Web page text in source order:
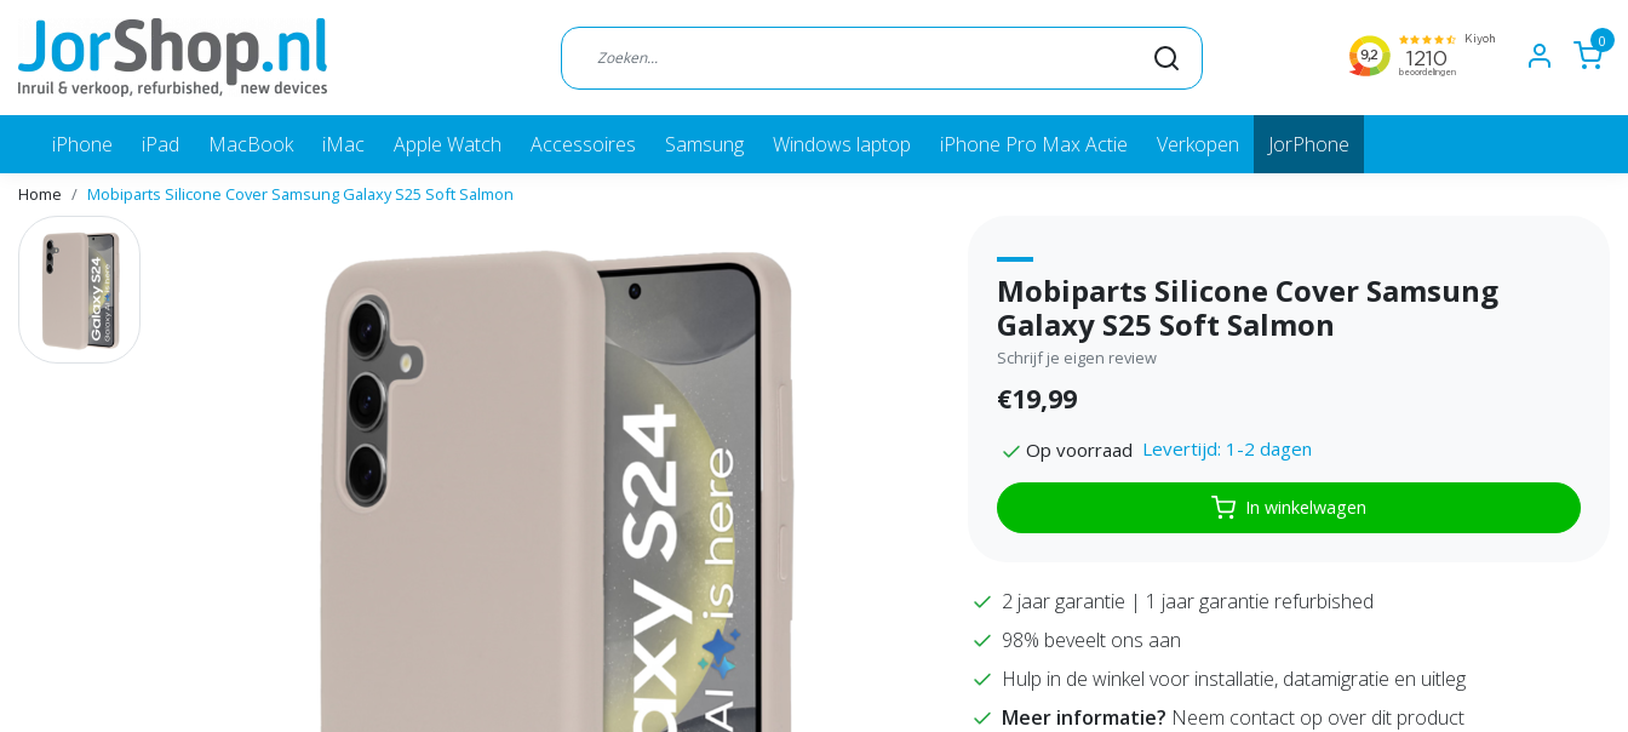
0
iPhone iPad MacBook iMac Apple Watch Accessoires Samsung Windows laptop iPhone Pro Max Actie Verkopen JorPhone
Home Mobiparts Silicone Cover Samsung Galaxy S25 Soft Salmon
Mobiparts Silicone Cover Samsung
Galaxy S25 Soft Salmon
Schrijf je eigen review
€19,99
Op voorraad Levertijd: 1-2 dagen
In winkelwagen
2 jaar garantie | 1 jaar garantie refurbished
98% beveelt ons aan
Hulp in de winkel voor installatie, datamigratie en uitleg
Meer informatie? Neem contact op over dit product